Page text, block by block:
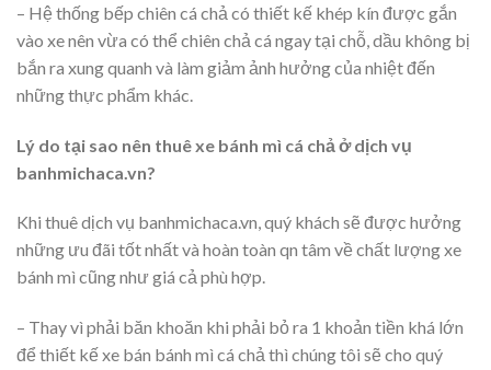
– Hệ thống bếp chiên cá chả có thiết kế khép kín được gắn
vào xe nên vừa có thể chiên chả cá ngay tại chỗ, dầu không bị
bắn ra xung quanh và làm giảm ảnh hưởng của nhiệt đến
những thực phẩm khác.
Lý do tại sao nên thuê xe bánh mì cá chả ở dịch vụ
banhmichaca.vn?
Khi thuê dịch vụ banhmichaca.vn, quý khách sẽ được hưởng
những ưu đãi tốt nhất và hoàn toàn qn tâm về chất lượng xe
bánh mì cũng như giá cả phù hợp.
– Thay vì phải băn khoăn khi phải bỏ ra 1 khoản tiền khá lớn
để thiết kế xe bán bánh mì cá chả thì chúng tôi sẽ cho quý